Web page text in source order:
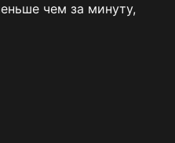
чем за минуту,